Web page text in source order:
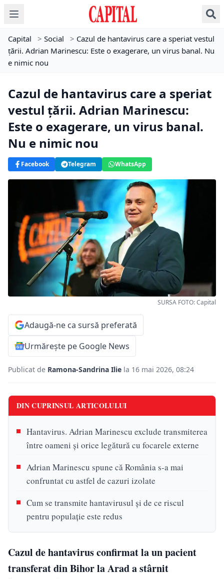
Capital > Social > Cazul de hantavirus care a speriat vestul
țării. Adrian Marinescu: Este o exagerare, un virus banal. Nu
e nimic nou
Cazul de hantavirus care a speriat
vestul țării. Adrian Marinescu:
Este o exagerare, un virus banal.
Nu e nimic nou
Facebook Telegram WhatsApp
SURSA FOTO: Capital
Adaugă-ne ca sursă preferată
Urmărește pe Google News
Publicat de Ramona-Sandrina Ilie la 16 mai 2026, 08:24
DIN CUPRINSUL ARTICOLULUI
Hantavirus. Adrian Marinescu exclude transmiterea
între oameni și orice legătură cu focarele externe
Adrian Marinescu spune că România s-a mai
confruntat cu astfel de cazuri izolate
Cum se transmite hantavirusul și de ce riscul
pentru populație este redus
Cazul de hantavirus confirmat la un pacient
transferat din Bihor la Arad a stârnit